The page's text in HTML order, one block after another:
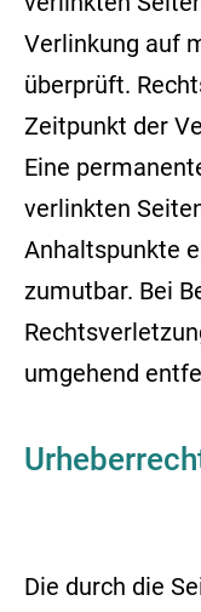
Verlinkung auf
überprüft.
Zeitpunkt der
Eine
verlinkten
Anhaltspunkte
zumutbar. Bei
umgehend
Die durch die